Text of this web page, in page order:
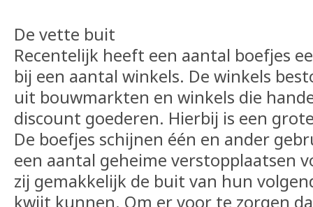
De vette buit
Recentelijk heeft een aantal boefjes
bij een aantal winkels. De winkels
uit bouwmarkten en winkels die
discount goederen. Hierbij is een
De boefjes schijnen één en ander
een aantal geheime verstopplaatsen
zij gemakkelijk de buit van hun
kwijt kunnen. Om er voor te zorgen